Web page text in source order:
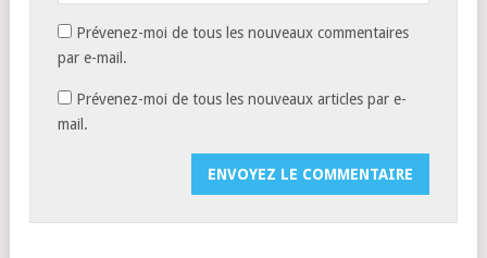
Prévenez-moi de tous les nouveaux commentaires
par e-mail.
Prévenez-moi de tous les nouveaux articles par e-
mail.